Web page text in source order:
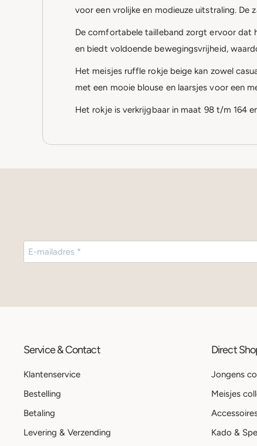
voor een vrolijke en modieuze uitstraling. De
De comfortabele tailleband zorgt ervoor dat
en biedt voldoende bewegingsvrijheid,
Het meisjes ruffle rokje beige kan zowel
met een mooie blouse en laarsjes voor een
Het rokje is verkrijgbaar in maat 98 t/m 164
Service & Contact
Klantenservice
Bestelling
Betaling
Levering & Verzending
Direct
Jongens
Meisjes
Kado &